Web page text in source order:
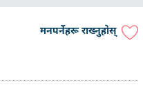
मनपर्नेहरू राख्नुहोस्